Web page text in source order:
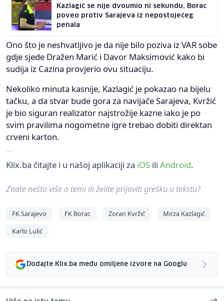
Kazlagić se nije dvoumio ni sekundu, Borac
poveo protiv Sarajeva iz nepostojećeg
penala
Ono što je neshvatljivo je da nije bilo poziva iz VAR sobe
gdje sjede Dražen Marić i Davor Maksimović kako bi
sudija iz Cazina provjerio ovu situaciju.
Nekoliko minuta kasnije, Kazlagić je pokazao na bijelu
tačku, a da stvar bude gora za navijače Sarajeva, Kvržić
je bio siguran realizator najstrožije kazne iako je po
svim pravilima nogometne igre trebao dobiti direktan
crveni karton.
Klix.ba čitajte i u našoj aplikaciji za iOS ili Android.
Znate nešto više o temi ili želite prijaviti grešku u tekstu?
FK Sarajevo FK Borac Zoran Kvržić
Mirza Kazlagić
Karlo Lulić
Dodajte Klix.ba među omiljene izvore na Googlu